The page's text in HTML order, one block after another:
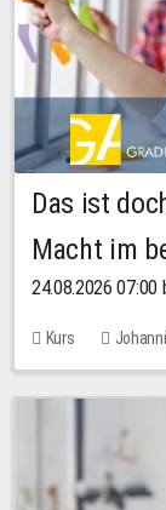
Das ist
Macht im
24.08.2026 07:00
Kurs
30,00 EUR